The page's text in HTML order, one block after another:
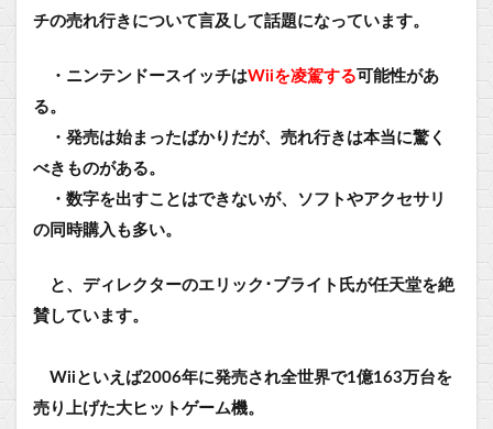
チの売れ行きについて言及して話題になっています。
・ニンテンドースイッチはWiiを凌駕する 可能性があ
る。
・発売は始まったばかりだが、売れ行きは本当に驚く
べきものがある。
・数字を出すことはできないが、ソフトやアクセサリ
の同時購入も多い。
と、 ディレクターのエリック･ブライト氏が任天堂を絶
賛しています。
Wiiといえば2006年に発売され全世界で1億163万台を
売り上げた大ヒットゲーム機。